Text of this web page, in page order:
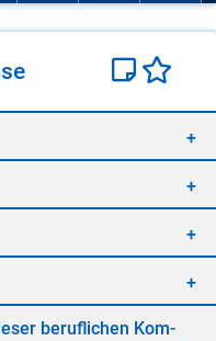
be­ruf­li­chen Kom­